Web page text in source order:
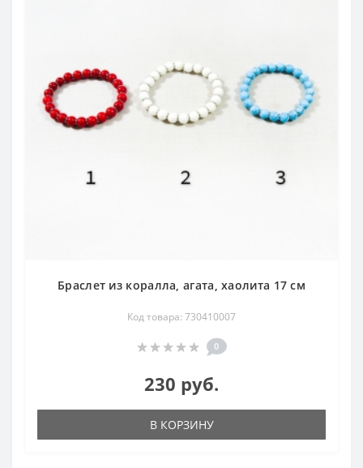
Браслет из коралла, агата, хаолита 17 см
Код товара: 730410007
0
230 руб.
В КОРЗИНУ